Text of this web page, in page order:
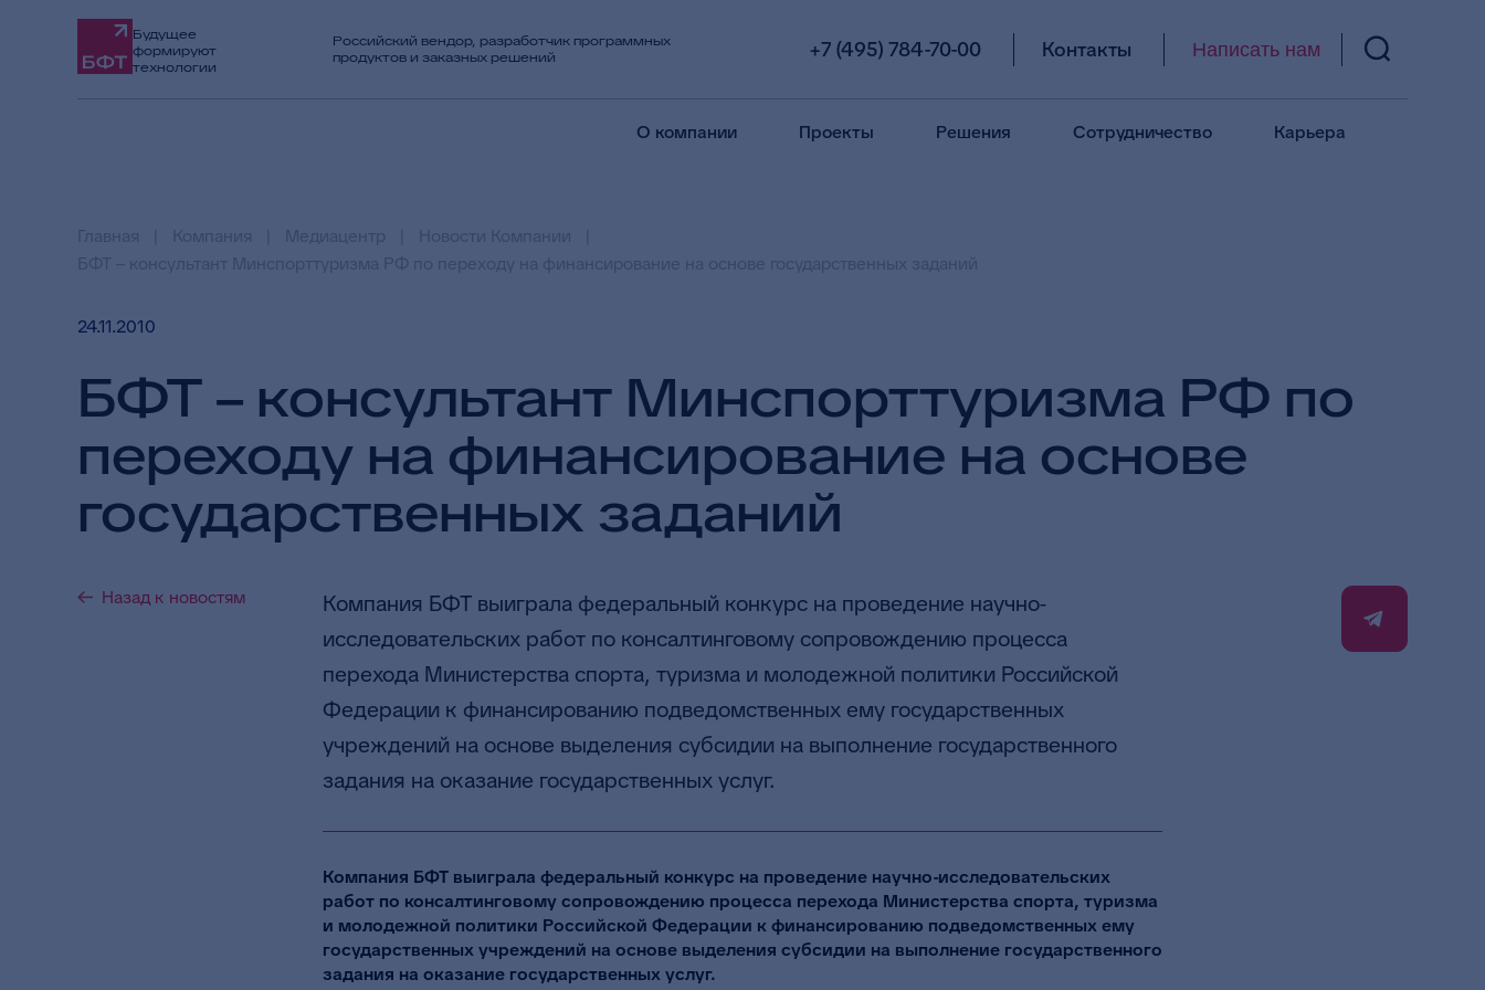
Будущее
формируют
технологии
Российский вендор, разработчик программных
продуктов и заказных решений
+7 (495) 784-70-00 Контакты Написать нам
О компании Проекты Решения Сотрудничество Карьера
24.11.2010
БФТ – консультант Минспорттуризма РФ по
переходу на финансирование на основе
государственных заданий
Назад к новостям
Компания БФТ выиграла федеральный конкурс на проведение научно-
исследовательских работ по консалтинговому сопровождению процесса
перехода Министерства спорта, туризма и молодежной политики Российской
Федерации к финансированию подведомственных ему государственных
учреждений на основе выделения субсидии на выполнение государственного
задания на оказание государственных услуг.
Компания БФТ выиграла федеральный конкурс на проведение научно-исследовательских
работ по консалтинговому сопровождению процесса перехода Министерства спорта, туризма
и молодежной политики Российской Федерации к финансированию подведомственных ему
государственных учреждений на основе выделения субсидии на выполнение государственного
задания на оказание государственных услуг.